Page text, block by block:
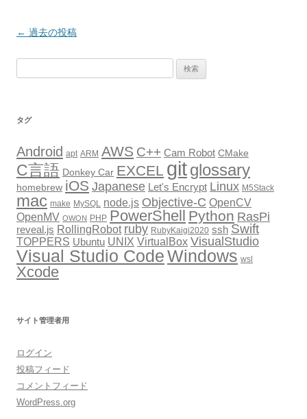
投
シ
ョ
ン
← 過去の投稿
タグ
Android apt ARM AWS C++ Cam Robot CMake
C言語 Donkey Car EXCEL gitglossary
homebrew iOS Japanese Let's Encrypt Linux M5Stack
mac make MySQL node.js Objective-C OpenCV
OpenMV OWON PHP PowerShell Python RasPi
reveal.js RollingRobot ruby RubyKaigi2020 ssh Swift
TOPPERS Ubuntu UNIX VirtualBox VisualStudio
Visual Studio CodeWindows wsl
Xcode
サイト管理者用
ログイン
投稿フィード
コメントフィード
WordPress.org